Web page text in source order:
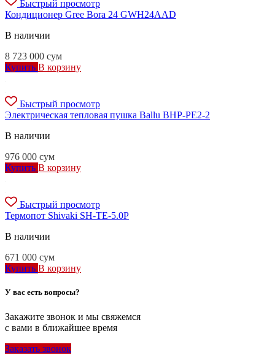
Быстрый просмотр
Кондиционер Gree Bora 24 GWH24AAD
В наличии
8 723 000 сум
Купить В корзину
Быстрый просмотр
Электрическая тепловая пушка Ballu BHP-PE2-2
В наличии
976 000 сум
Купить В корзину
Быстрый просмотр
Термопот Shivaki SH-TE-5.0P
В наличии
671 000 сум
Купить В корзину
У вас есть вопросы?
Закажите звонок и мы свяжемся
с вами в ближайшее время
Заказать звонок